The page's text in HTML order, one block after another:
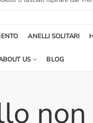
ANELLI SOLITARI
US BLOG